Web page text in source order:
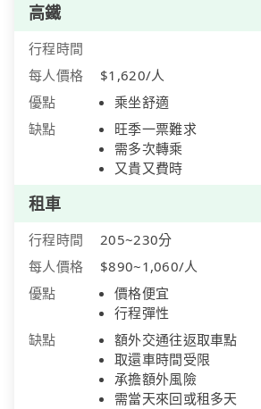
高鐵
行程時間
每人價格
$1,620/人
優點
乘坐舒適
缺點
旺季一票難求
需多次轉乘
又貴又費時
租車
行程時間
205~230分
每人價格
$890~1,060/人
優點
價格便宜
行程彈性
缺點
額外交通往返取車點
取還車時間受限
承擔額外風險
需當天來回或租多天